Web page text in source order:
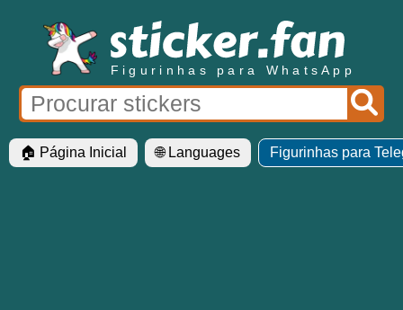
Figurinhas para WhatsApp
🏠 Página Inicial 🌐 Languages Figurinhas para